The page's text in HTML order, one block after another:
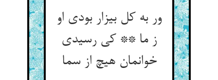
ور به کل بیزار بودی او
ز ما ** کی رسیدی
خوانمان هیچ از سما